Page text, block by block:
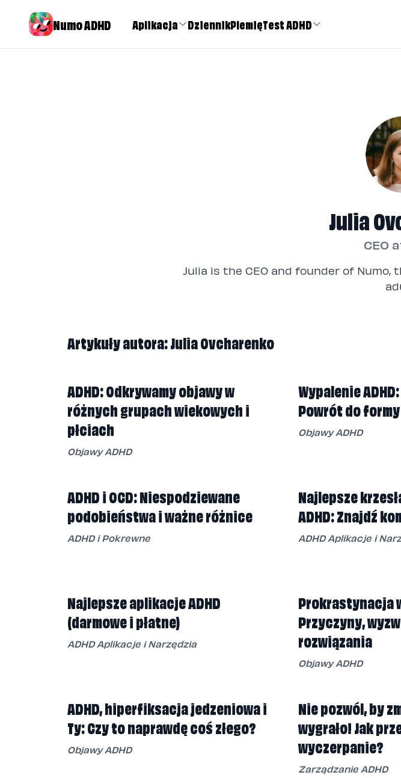
Numo ADHD Aplikacja DziennikPlemięTest ADHD
Julia
CEO
Julia is the CEO and founder of Numo,
Artykuły autora: Julia Ovcharenko
ADHD: Odkrywamy objawy w
różnych grupach wiekowych i
płciach
Objawy ADHD
Wypalenie
Powrót do formy
Objawy ADHD
ADHD i OCD: Niespodziewane
podobieństwa i ważne różnice
ADHD i Pokrewne
Najlepsze
ADHD: Znajdź
ADHD Aplikacje i
Najlepsze aplikacje ADHD
(darmowe i płatne)
ADHD Aplikacje i Narzędzia
Prokrastynacja
Przyczyny,
rozwiązania
Objawy ADHD
ADHD, hiperfiksacja jedzeniowa i
Ty: Czy to naprawdę coś złego?
Objawy ADHD
Nie pozwól, by
wygrało! Jak
wyczerpanie?
Zarządzanie ADHD